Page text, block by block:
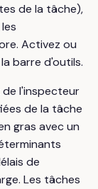
de la tâche),
Activez ou
barre d'outils.
l'inspecteur
de la tâche
gras avec un
de
Les tâches